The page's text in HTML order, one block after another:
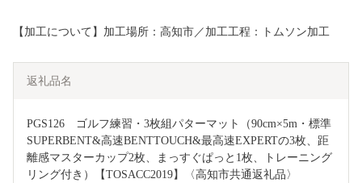
【加工について】加工場所：高知市／加工工程：トムソン加工
返礼品名
PGS126　ゴルフ練習・3枚組パターマット（90cm×5m・標準
SUPERBENT&高速BENTTOUCH&最高速EXPERTの3枚、距
離感マスターカップ2枚、まっすぐぱっと1枚、トレーニング
リング付き）【TOSACC2019】〈高知市共通返礼品〉